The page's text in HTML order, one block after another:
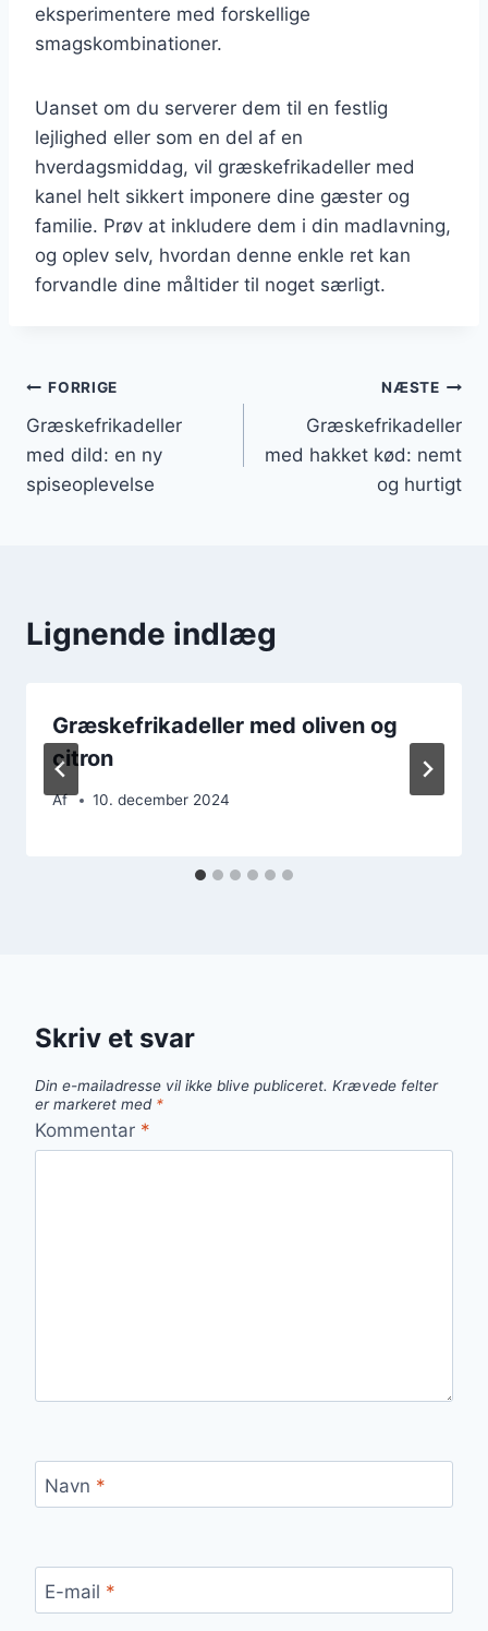
eksperimentere med forskellige
smagskombinationer.
Uanset om du serverer dem til en festlig
lejlighed eller som en del af en
hverdagsmiddag, vil græskefrikadeller med
kanel helt sikkert imponere dine gæster og
familie. Prøv at inkludere dem i din madlavning,
og oplev selv, hvordan denne enkle ret kan
forvandle dine måltider til noget særligt.
Indlægsnavigation
FORRIGE
Græskefrikadeller
med dild: en ny
spiseoplevelse
NÆSTE
Græskefrikadeller
med hakket kød: nemt
og hurtigt
Lignende indlæg
Græskefrikadeller med oliven og
citron
Af 10. december 2024
Skriv et svar
Din e-mailadresse vil ikke blive publiceret. Krævede felter
er markeret med *
Kommentar *
Navn *
E-mail *